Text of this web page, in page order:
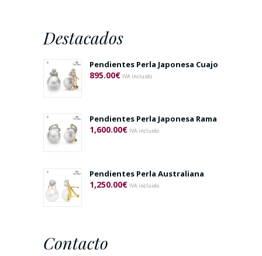
Destacados
Pendientes Perla Japonesa Cuajo
895.00€ IVA incluido
Pendientes Perla Japonesa Rama
1,600.00€ IVA incluido
Pendientes Perla Australiana
1,250.00€ IVA incluido
Contacto